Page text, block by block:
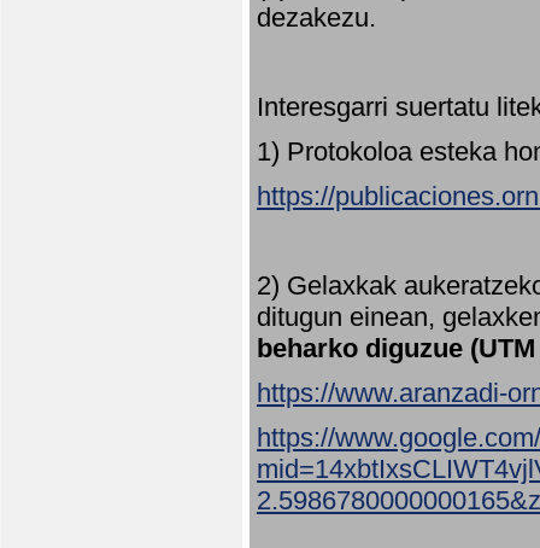
dezakezu.
Interesgarri suertatu
1) Protokoloa esteka
https://
2) Gelaxkak
ditugun einean,
beharko diguzue
https://www.aranzadi-
https://